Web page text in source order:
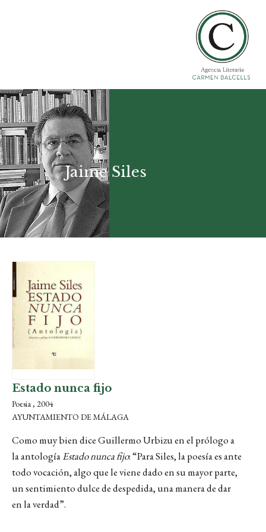
Jaime Siles
Estado nunca fijo
Poesia , 2004
AYUNTAMIENTO DE MÁLAGA
Como muy bien dice Guillermo Urbizu en el prólogo a
la antologíaEstado nunca fijo: “Para Siles, la poesía es ante
todo vocación, algo que le viene dado en su mayor parte,
un sentimiento dulce de despedida, una manera de dar
en la verdad”.